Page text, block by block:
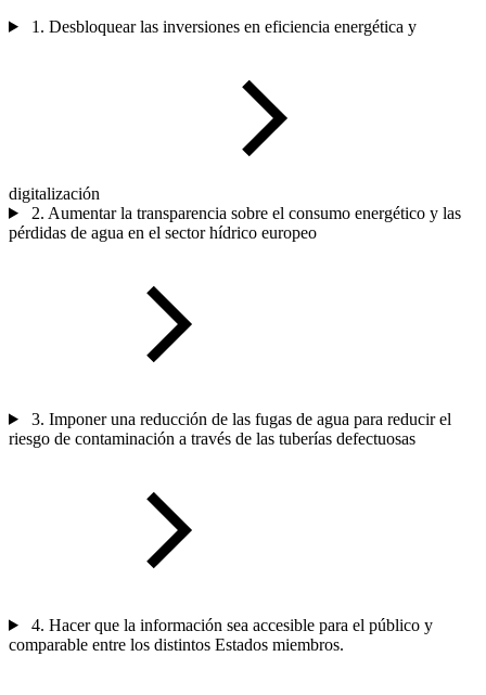
1. Desbloquear las inversiones en eficiencia energética y
digitalización
2. Aumentar la transparencia sobre el consumo energético y las
pérdidas de agua en el sector hídrico europeo
3. Imponer una reducción de las fugas de agua para reducir el
riesgo de contaminación a través de las tuberías defectuosas
4. Hacer que la información sea accesible para el público y
comparable entre los distintos Estados miembros.